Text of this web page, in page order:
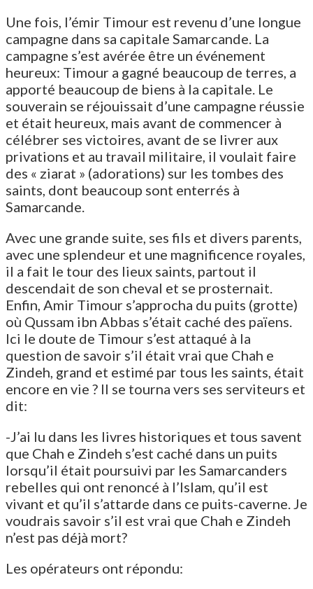
Une fois, l’émir Timour est revenu d’une longue
campagne dans sa capitale Samarcande. La
campagne s’est avérée être un événement
heureux: Timour a gagné beaucoup de terres, a
apporté beaucoup de biens à la capitale. Le
souverain se réjouissait d’une campagne réussie
et était heureux, mais avant de commencer à
célébrer ses victoires, avant de se livrer aux
privations et au travail militaire, il voulait faire
des « ziarat » (adorations) sur les tombes des
saints, dont beaucoup sont enterrés à
Samarcande.
Avec une grande suite, ses fils et divers parents,
avec une splendeur et une magnificence royales,
il a fait le tour des lieux saints, partout il
descendait de son cheval et se prosternait.
Enfin, Amir Timour s’approcha du puits (grotte)
où Qussam ibn Abbas s’était caché des païens.
Ici le doute de Timour s’est attaqué à la
question de savoir s’il était vrai que Chah e
Zindeh, grand et estimé par tous les saints, était
encore en vie ? Il se tourna vers ses serviteurs et
dit:
-J’ai lu dans les livres historiques et tous savent
que Chah e Zindeh s’est caché dans un puits
lorsqu’il était poursuivi par les Samarcanders
rebelles qui ont renoncé à l’Islam, qu’il est
vivant et qu’il s’attarde dans ce puits-caverne. Je
voudrais savoir s’il est vrai que Chah e Zindeh
n’est pas déjà mort?
Les opérateurs ont répondu: